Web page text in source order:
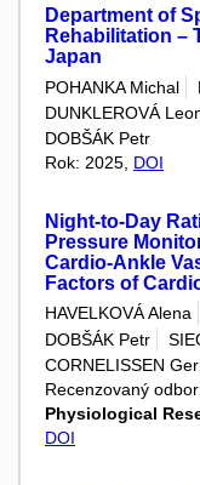
Department of
Rehabilitation –
Japan
POHANKA Michal
DUNKLEROVÁ
DOBŠÁK Petr
Rok: 2025, DOI
Night-to-Day
Pressure
Cardio-Ankle
Factors of
HAVELKOVÁ Alena
DOBŠÁK Petr
CORNELISSEN
Recenzovaný
Physiological
DOI